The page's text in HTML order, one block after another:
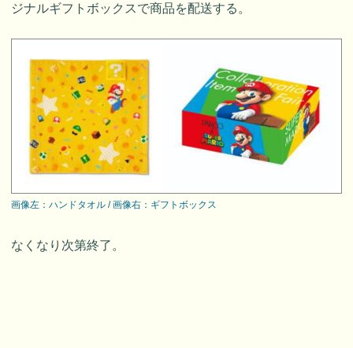
ジナルギフトボックスで商品を配送する。
画像左：ハンドタオル / 画像右：ギフトボックス
なくなり次第終了。